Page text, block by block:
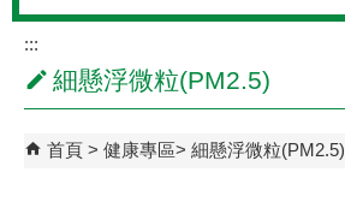
:::
細懸浮微粒(PM2.5)
首頁 健康專區 細懸浮微粒(PM2.5)